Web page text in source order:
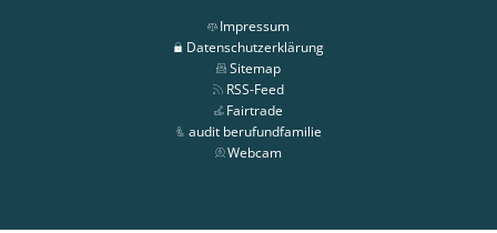
Impressum
Datenschutzerklärung
Sitemap
RSS-Feed
Fairtrade
audit berufundfamilie
Webcam